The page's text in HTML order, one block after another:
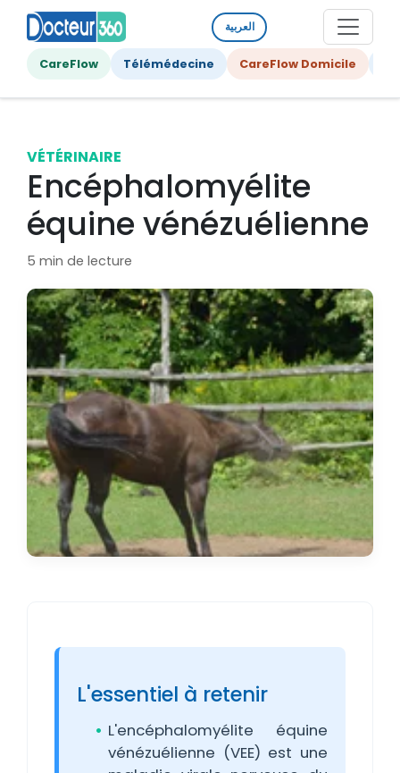
العربية
CareFlow Télémédecine CareFlow Domicile
VÉTÉRINAIRE
Encéphalomyélite
équine vénézuélienne
5 min de lecture
L'essentiel à retenir
L'encéphalomyélite équine
vénézuélienne (VEE) est une